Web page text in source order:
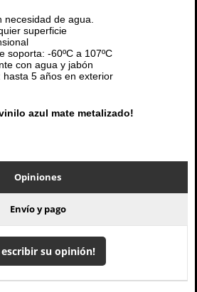
necesidad de agua.
superficie
soporta: -60ºC a 107ºC
con agua y jabón
hasta 5 años en exterior
azul mate metalizado!
Opiniones
Envío y pago
escribir su opinión!